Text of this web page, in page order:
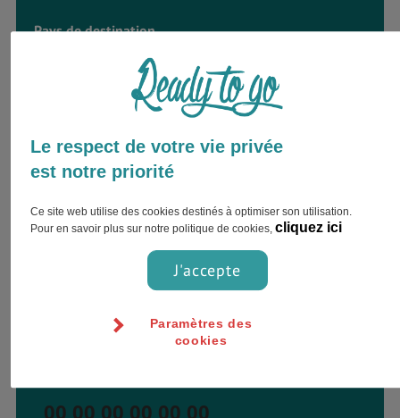
Pays de destination
Envie d’être accompagné par
Inscrivez votre nom complet et choisissez
Le respect de votre vie privée
est notre priorité
Ce site web utilise des cookies destinés à optimiser son utilisation.
Pour en savoir plus sur notre politique de cookies, cliquez ici
J'accepte
Paramètres des
cookies